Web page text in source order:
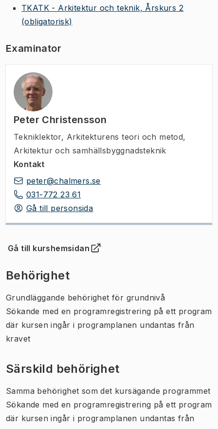
TKATK - Arkitektur och teknik, Årskurs 2
(obligatorisk)
Examinator
Peter Christensson
Tekniklektor, Arkitekturens teori och metod,
Arkitektur och samhällsbyggnadsteknik
Kontakt
peter@chalmers.se
031-772 23 61
Gå till personsida
Gå till kurshemsidan
(Öppnas i ny flik)
Behörighet
Grundläggande behörighet för grundnivå
Sökande med en programregistrering på ett program
där kursen ingår i programplanen undantas från
kravet
Särskild behörighet
Samma behörighet som det kursägande programmet
Sökande med en programregistrering på ett program
där kursen ingår i programplanen undantas från